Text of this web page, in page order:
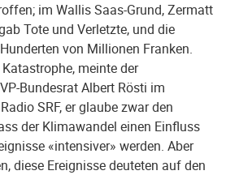
im Wallis Saas-Grund, Zermatt
Tote und Verletzte, und die
von Millionen Franken.
meinte der
Bundesrat Albert Rösti im
SRF, er glaube zwar den
der Klimawandel einen Einfluss
«intensiver» werden. Aber
diese Ereignisse deuteten auf den